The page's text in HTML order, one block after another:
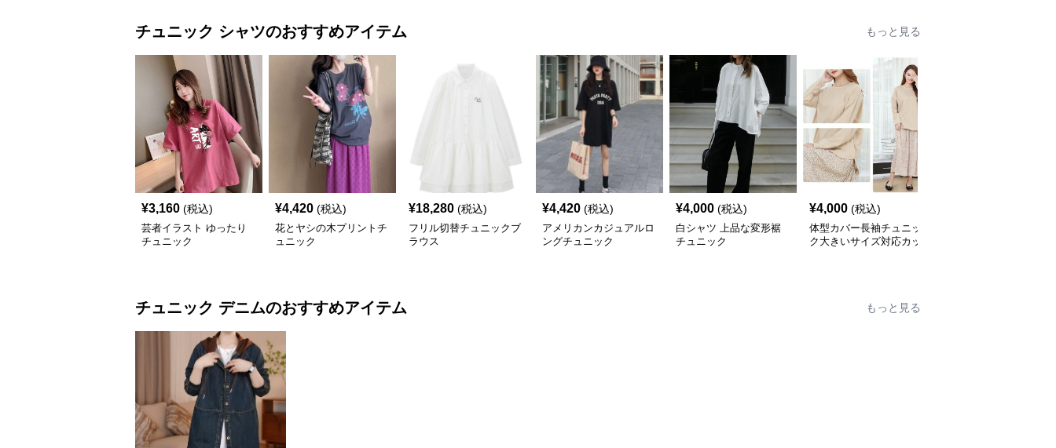
チュニック シャツのおすすめアイテム もっと見る
¥3,160 (税込)
芸者イラスト ゆったり
チュニック
¥4,420 (税込)
花とヤシの木プリントチ
ュニック
¥18,280 (税込)
フリル切替チュニックブ
ラウス
¥4,420 (税込)
アメリカンカジュアルロ
ングチュニック
¥4,000 (税込)
白シャツ 上品な変形裾
チュニック
¥4,000 (税込)
体型カバー長袖チュニッ
ク大きいサイズ対応カッ
チュニック デニムのおすすめアイテム もっと見る